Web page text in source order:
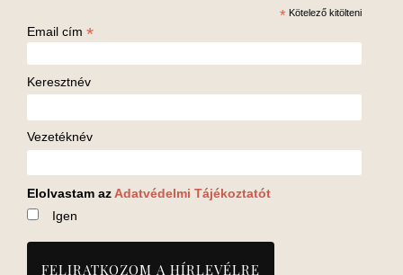
* Kötelező kitölteni
Email cím *
Keresztnév
Vezetéknév
Elolvastam az Adatvédelmi Tájékoztatót
Igen